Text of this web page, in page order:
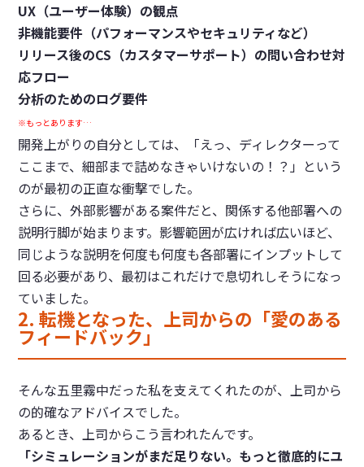
UX（ユーザー体験）の観点
非機能要件（パフォーマンスやセキュリティなど）
リリース後のCS（カスタマーサポート）の問い合わせ対
応フロー
分析のためのログ要件
※もっとあります…
開発上がりの自分としては、「えっ、ディレクターって
ここまで、細部まで詰めなきゃいけないの！？」という
のが最初の正直な衝撃でした。
さらに、外部影響がある案件だと、関係する他部署への
説明行脚が始まります。影響範囲が広ければ広いほど、
同じような説明を何度も何度も各部署にインプットして
回る必要があり、最初はこれだけで息切れしそうになっ
ていました。
2. 転機となった、上司からの「愛のある
フィードバック」
そんな五里霧中だった私を支えてくれたのが、上司から
の的確なアドバイスでした。
あるとき、上司からこう言われたんです。
「シミュレーションがまだ足りない。もっと徹底的にユ